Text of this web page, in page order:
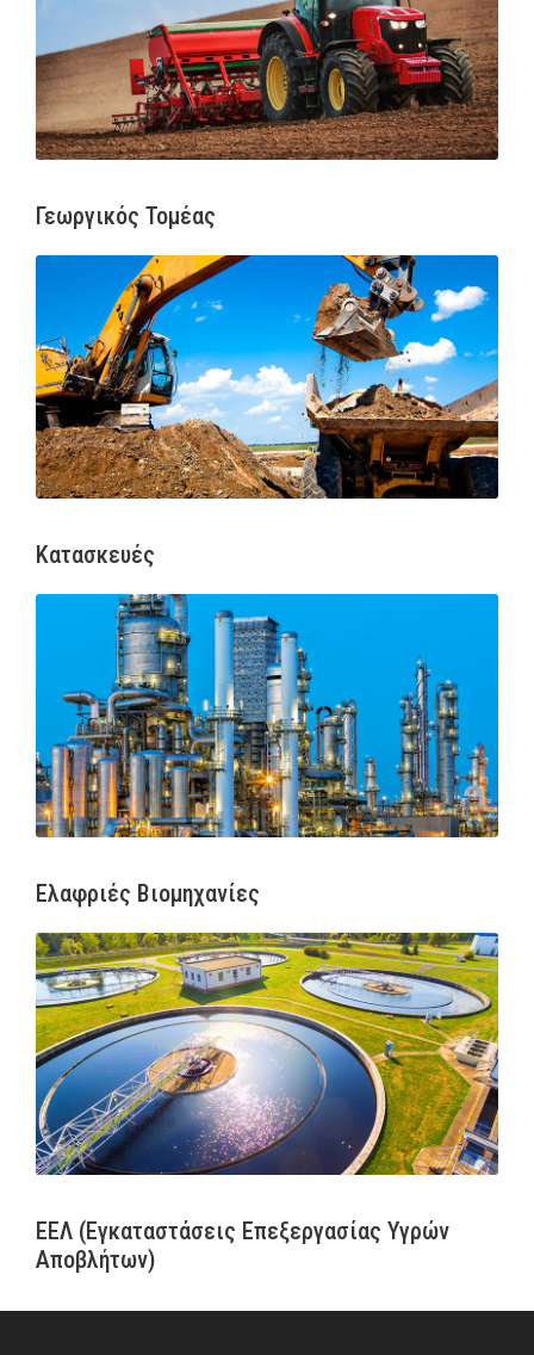
Γεωργικός Τομέας
Κατασκευές
Ελαφριές Βιομηχανίες
ΕΕΛ (Εγκαταστάσεις Επεξεργασίας Υγρών
Αποβλήτων)